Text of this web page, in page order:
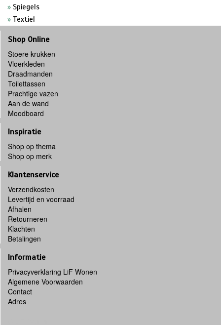
Spiegels
Textiel
Shop Online
Stoere krukken
Vloerkleden
Draadmanden
Toilettassen
Prachtige vazen
Aan de wand
Moodboard
Inspiratie
Shop op thema
Shop op merk
Klantenservice
Verzendkosten
Levertijd en voorraad
Afhalen
Retourneren
Klachten
Betalingen
Informatie
Privacyverklaring LiF Wonen
Algemene Voorwaarden
Contact
Adres